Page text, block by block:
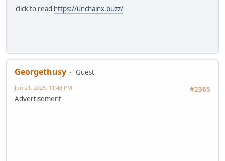
click to read https://unchainx.buzz/
Georgethusy
Guest
#2365
Jun 21, 2025, 11:48 PM
Advertisement